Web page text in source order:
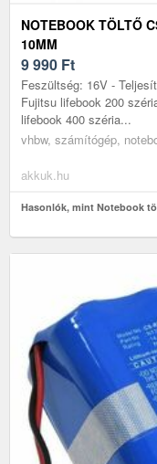
NOTEBOOK TÖLTŐ
10MM
9 990 Ft
Feszültség: 16V -
Fujitsu lifebook 200
lifebook 400 széria...
vhbw, számítógép,
akkuk.hu
Hasonlók, mint Notebook